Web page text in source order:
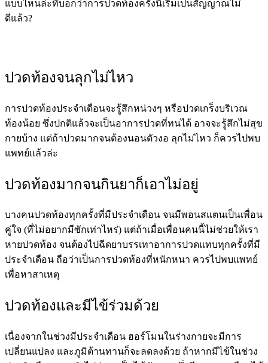
แบบไหนล่ะที่บอกว่าการปวดท้องครั้งนี้เริ่มเป็นสัญญาณไม่
ดีแล้ว?
ปวดท้องจนลุกไม่ไหว
การปวดท้องประจำเดือนจะรู้สึกหน่วงๆ หรือปวดเกร็งบริเวณ
ท้องน้อย ซึ่งปกติแล้วจะเป็นอาการปวดที่ทนได้ อาจจะรู้สึกไม่สุข
กายบ้าง แต่ถ้าปวดมากจนต้องนอนตัวงอ ลุกไม่ไหว ก็ควรไปพบ
แพทย์แล้วล่ะ
ปวดท้องมากจนกินยาก็เอาไม่อยู่
บางคนปวดท้องทุกครั้งที่มีประจำเดือน จนมีพอนสแตนเป็นเพื่อน
คู่ใจ (ที่ไม่อยากมีซักเท่าไหร่) แต่ถ้าเมื่อเพื่อนคนนี้ไม่ช่วยให้เรา
หายปวดท้อง จนต้องไปฉีดยาบรรเทาอาการปวดแทบทุกครั้งที่มี
ประจำเดือน ถือว่าเป็นการปวดท้องที่หนักหนา ควรไปพบแพทย์
เพื่อหาสาเหตุ
ปวดท้องและมีไข้ร่วมด้วย
เนื่องจากในช่วงมีประจำเดือน ฮอร์โมนในร่างกายจะมีการ
เปลี่ยนแปลง และภูมิต้านทานก็จะลดลงด้วย ถ้าหากมีไข้ในช่วง